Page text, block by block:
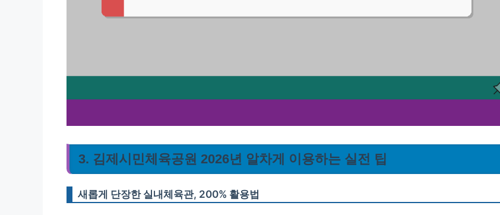
3. 김제시민체육공원 2026년 알차게 이용하는 실전 팁
새롭게 단장한 실내체육관, 200% 활용법